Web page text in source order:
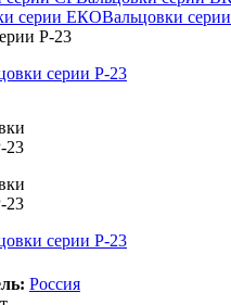
серии ЕКОВальцовки
Р-23
Россия